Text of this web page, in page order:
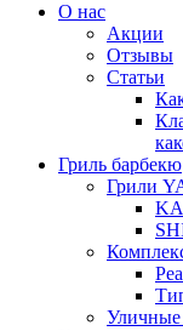
О нас
Акции
Отзывы
Статьи
Гриль барбекю
Грили